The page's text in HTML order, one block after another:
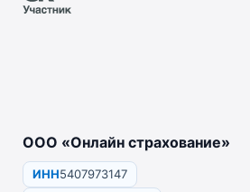
ООО «Онлайн страхование»
ИНН5407973147